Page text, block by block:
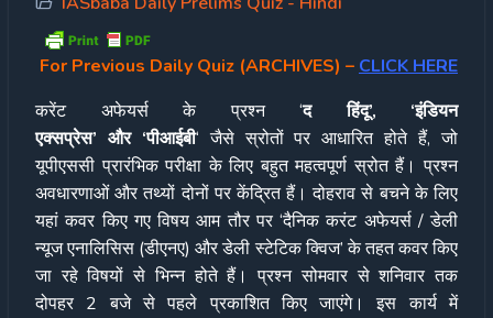
For Previous Daily Quiz (ARCHIVES) – CLICK HERE
करेंट अफेयर्स के प्रश्न ‘द हिंदू’, ‘इंडियन
एक्सप्रेस’ और ‘पीआईबी‘ जैसे स्रोतों पर आधारित होते हैं, जो
यूपीएससी प्रारंभिक परीक्षा के लिए बहुत महत्वपूर्ण स्रोत हैं। प्रश्न
अवधारणाओं और तथ्यों दोनों पर केंद्रित हैं। दोहराव से बचने के लिए
यहां कवर किए गए विषय आम तौर पर ‘दैनिक करंट अफेयर्स / डेली
न्यूज एनालिसिस (डीएनए) और डेली स्टेटिक क्विज’ के तहत कवर किए
जा रहे विषयों से भिन्न होते हैं। प्रश्न सोमवार से शनिवार तक
दोपहर 2 बजे से पहले प्रकाशित किए जाएंगे। इस कार्य में